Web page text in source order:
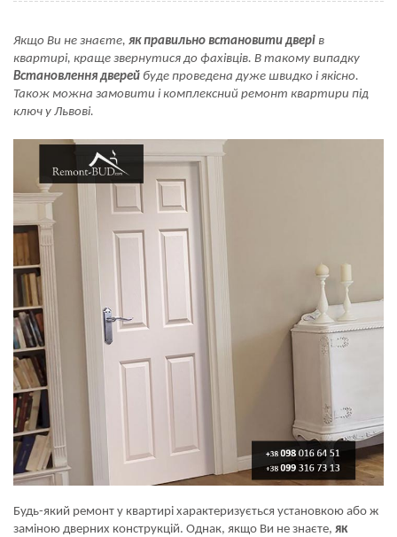
Якщо Ви не знаєте, як правильно встановити двері в
квартирі, краще звернутися до фахівців. В такому випадку
Встановлення дверей буде проведена дуже швидко і якісно.
Також можна замовити і комплексний ремонт квартири під
ключ у Львові.
Будь-який ремонт у квартирі характеризується установкою або ж
заміною дверних конструкцій. Однак, якщо Ви не знаєте, як